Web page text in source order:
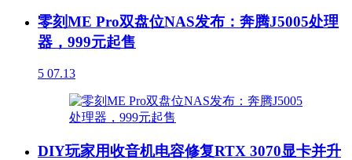
零刻ME Pro双盘位NAS发布：奔腾J5005处理
器，999元起售
5 07.13
DIY玩家用收音机电容修复RTX 3070显卡并升